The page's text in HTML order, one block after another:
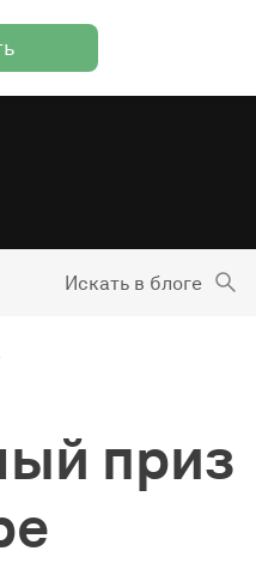
Искать в блоге
приз